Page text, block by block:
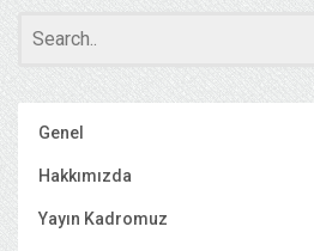
Genel
Hakkımızda
Yayın Kadromuz